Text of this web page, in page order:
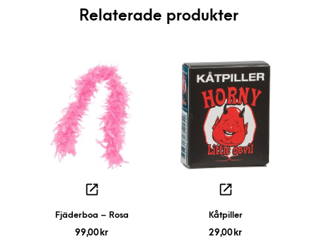
Relaterade produkter
Fjäderboa – Rosa
99,00 kr
Kåtpiller
29,00 kr